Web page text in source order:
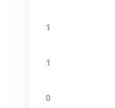
1
1
0